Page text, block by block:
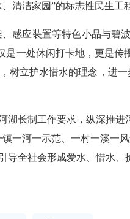
清洁家园”的标志性民生工
应装置等特色小品与碧
一处休闲打卡地，更是
树立护水惜水的理念，进
制工作要求，纵深推进
一河一示范、一村一溪一
全社会形成爱水、惜水